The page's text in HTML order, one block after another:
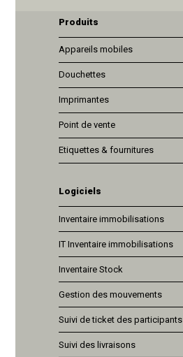
Produits
Appareils mobiles
Douchettes
Imprimantes
Point de vente
Etiquettes & fournitures
Logiciels
Inventaire immobilisations
IT Inventaire immobilisations
Inventaire Stock
Gestion des mouvements
Suivi de ticket des participants
Suivi des livraisons